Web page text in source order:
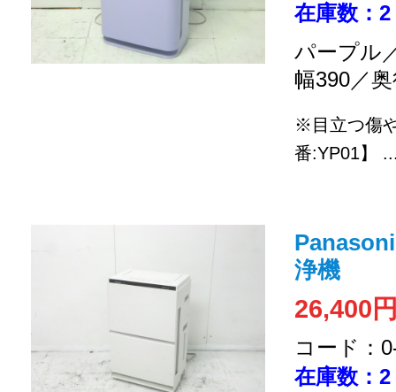
在庫数：2
パープル
幅390／
※目立つ傷
番:YP01】
浄機
26,400
コード：
在庫数：2